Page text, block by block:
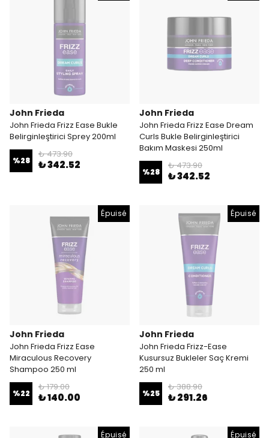
John Frieda
John Frieda Frizz Ease Bukle
Belirginleştirici Sprey 200ml
%28
₺ 473.90
₺ 342.52
John Frieda
John Frieda Frizz Ease Dream
Curls Bukle Belirginleştirici
Bakım Maskesi 250ml
%28
₺ 473.90
₺ 342.52
Épuisé
John Frieda
John Frieda Frizz Ease
Miraculous Recovery
Shampoo 250 ml
%22
₺ 179.00
₺ 140.00
Épuisé
John Frieda
John Frieda Frizz-Ease
Kusursuz Bukleler Saç Kremi
250 ml
%25
₺ 388.90
₺ 291.26
Épuisé Épuisé